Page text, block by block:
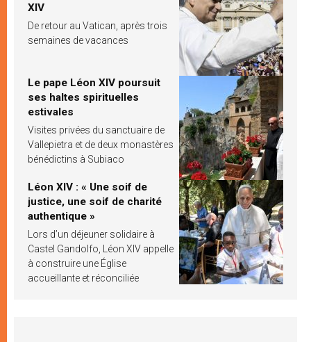
XIV
De retour au Vatican, après trois
semaines de vacances
Le pape Léon XIV poursuit
ses haltes spirituelles
estivales
Visites privées du sanctuaire de
Vallepietra et de deux monastères
bénédictins à Subiaco
Léon XIV : « Une soif de
justice, une soif de charité
authentique »
Lors d’un déjeuner solidaire à
Castel Gandolfo, Léon XIV appelle
à construire une Église
accueillante et réconciliée